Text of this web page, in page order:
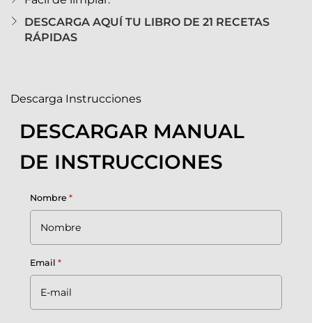
DESCARGA AQUÍ TU LIBRO DE 21 RECETAS
RÁPIDAS
Descarga Instrucciones
DESCARGAR MANUAL
DE INSTRUCCIONES
Nombre *
Email *